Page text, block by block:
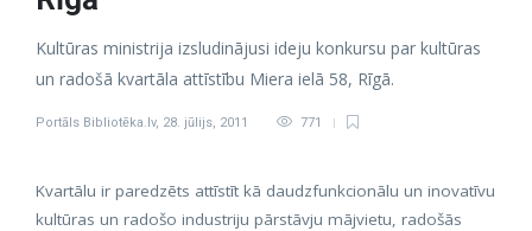
Kultūras ministrija izsludinājusi ideju konkursu par kultūras
un radošā kvartāla attīstību Miera ielā 58, Rīgā.
Portāls Bibliotēka.lv, 28. jūlijs, 2011 771
Kvartālu ir paredzēts attīstīt kā daudzfunkcionālu un inovatīvu
kultūras un radošo industriju pārstāvju mājvietu, radošās